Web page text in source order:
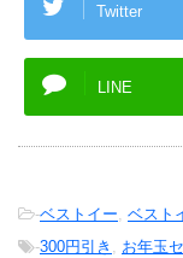
Twitter
LINE
-ベストイー, ベスト
-300円引き , お年玉